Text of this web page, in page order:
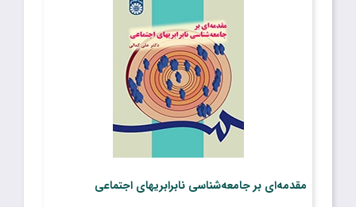
مقدمه‌ای بر جامعه‌شناسی نابرابریهای اجتماعی